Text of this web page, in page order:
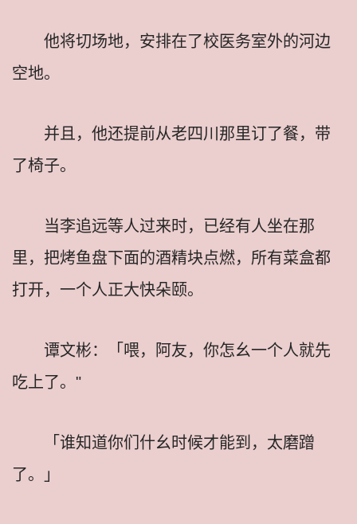
他将切场地，安排在了校医务室外的河边
空地。
并且，他还提前从老四川那里订了餐，带
了椅子。
当李追远等人过来时，已经有人坐在那
里，把烤鱼盘下面的酒精块点燃，所有菜盒都
打开，一个人正大快朵颐。
谭文彬：「喂，阿友，你怎幺一个人就先
吃上了。"
「谁知道你们什幺时候才能到，太磨蹭
了。」